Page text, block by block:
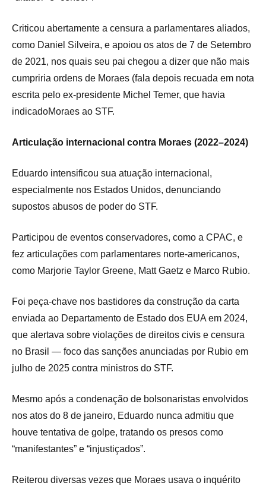
Criticou abertamente a censura a parlamentares aliados,
como Daniel Silveira, e apoiou os atos de 7 de Setembro
de 2021, nos quais seu pai chegou a dizer que não mais
cumpriria ordens de Moraes (fala depois recuada em nota
escrita pelo ex-presidente Michel Temer, que havia
indicadoMoraes ao STF.
Articulação internacional contra Moraes (2022–2024)
Eduardo intensificou sua atuação internacional,
especialmente nos Estados Unidos, denunciando
supostos abusos de poder do STF.
Participou de eventos conservadores, como a CPAC, e
fez articulações com parlamentares norte-americanos,
como Marjorie Taylor Greene, Matt Gaetz e Marco Rubio.
Foi peça-chave nos bastidores da construção da carta
enviada ao Departamento de Estado dos EUA em 2024,
que alertava sobre violações de direitos civis e censura
no Brasil — foco das sanções anunciadas por Rubio em
julho de 2025 contra ministros do STF.
Mesmo após a condenação de bolsonaristas envolvidos
nos atos do 8 de janeiro, Eduardo nunca admitiu que
houve tentativa de golpe, tratando os presos como
“manifestantes” e “injustiçados”.
Reiterou diversas vezes que Moraes usava o inquérito